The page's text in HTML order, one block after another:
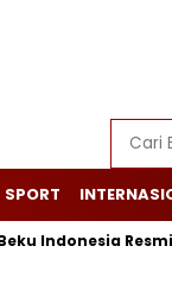
SPORT
Indonesia Resmi